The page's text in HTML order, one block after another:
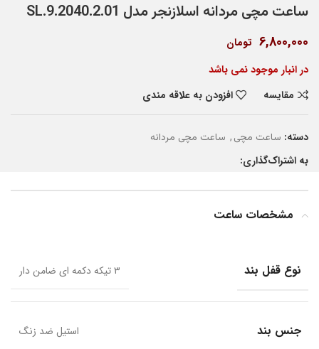
ساعت مچی مردانه اسلازنجر مدل SL.9.2040.2.01
6,800,000 تومان
در انبار موجود نمی باشد
مقایسه
افزودن به علاقه مندی
دسته: ساعت مچی, ساعت مچی مردانه
به اشتراک‌گذاری:
مشخصات ساعت
نوع قفل بند ۳ تیکه دکمه ای ضامن دار
جنس بند استیل ضد زنگ